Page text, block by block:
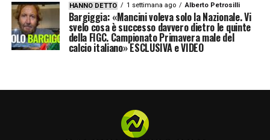
HANNO DETTO 1 settimana ago Alberto Petrosilli
Bargiggia: «Mancini voleva solo la Nazionale. Vi
svelo cosa è successo davvero dietro le quinte
della FIGC. Campionato Primavera male del
calcio italiano» ESCLUSIVA e VIDEO